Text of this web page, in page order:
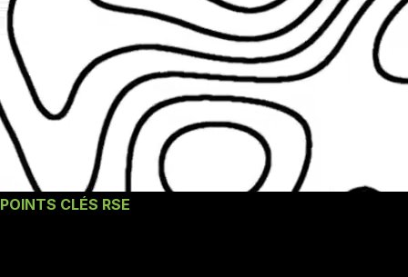
POINTS CLÉS RSE